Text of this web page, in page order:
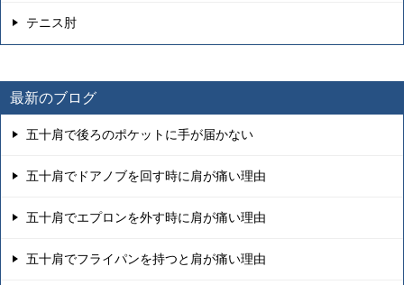
テニス肘
最新のブログ
五十肩で後ろのポケットに手が届かない
五十肩でドアノブを回す時に肩が痛い理由
五十肩でエプロンを外す時に肩が痛い理由
五十肩でフライパンを持つと肩が痛い理由